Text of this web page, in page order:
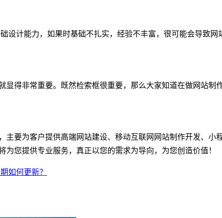
设计能力，如果时基础不扎实，经验不丰富，很可能会导致
显得非常重要。既然检索框很重要，那么大家知道在做网站
主要为客户提供高端网站建设、移动互联网网站制作开发、
您提供专业服务，真正以您的需求为导向，为您创造价值！
如何更新？